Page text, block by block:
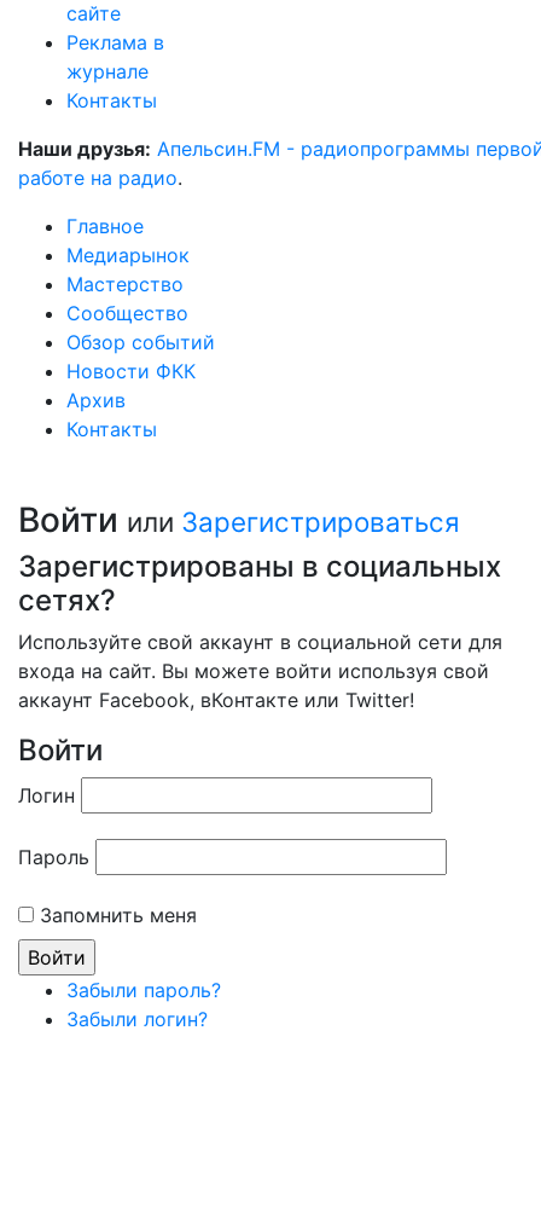
сайте
Реклама в
журнале
Контакты
Наши друзья: Апельсин.FM - радиопрограммы
работе на радио.
Главное
Медиарынок
Мастерство
Сообщество
Обзор событий
Новости ФКК
Архив
Контакты
Войти или Зарегистрироваться
Зарегистрированы в социальных
сетях?
Используйте свой аккаунт в социальной сети для
входа на сайт. Вы можете войти используя свой
аккаунт Facebook, вКонтакте или Twitter!
Войти
Логин
Пароль
Запомнить меня
Забыли пароль?
Забыли логин?